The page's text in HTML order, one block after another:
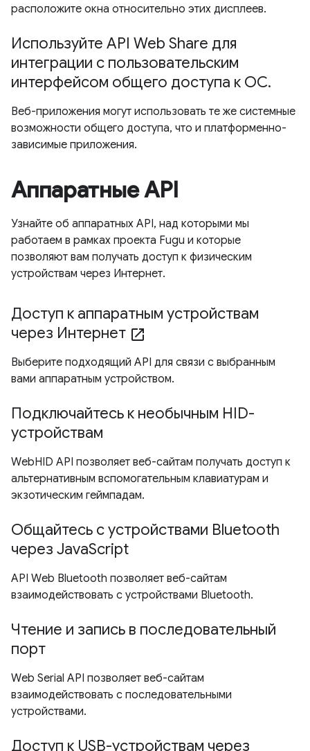
расположите окна относительно этих дисплеев.
Используйте API Web Share для
интеграции с пользовательским
интерфейсом общего доступа к ОС.
Веб-приложения могут использовать те же системные
возможности общего доступа, что и платформенно-
зависимые приложения.
Аппаратные API
Узнайте об аппаратных API, над которыми мы
работаем в рамках проекта Fugu и которые
позволяют вам получать доступ к физическим
устройствам через Интернет.
Доступ к аппаратным устройствам
через Интернет open_in_new
Выберите подходящий API для связи с выбранным
вами аппаратным устройством.
Подключайтесь к необычным HID-
устройствам
WebHID API позволяет веб-сайтам получать доступ к
альтернативным вспомогательным клавиатурам и
экзотическим геймпадам.
Общайтесь с устройствами Bluetooth
через JavaScript
API Web Bluetooth позволяет веб-сайтам
взаимодействовать с устройствами Bluetooth.
Чтение и запись в последовательный
порт
Web Serial API позволяет веб-сайтам
взаимодействовать с последовательными
устройствами.
Доступ к USB-устройствам через